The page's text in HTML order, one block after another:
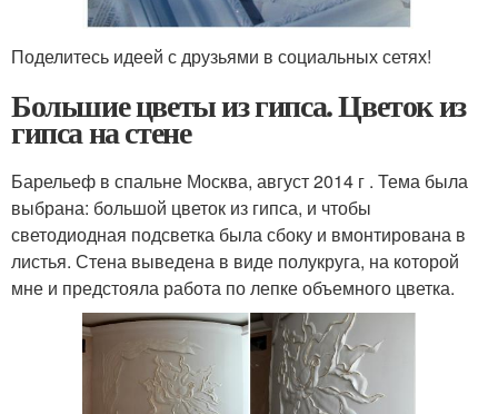
Поделитесь идеей с друзьями в социальных сетях!
Большие цветы из гипса. Цветок из
гипса на стене
Барельеф в спальне Москва, август 2014 г . Тема была
выбрана: большой цветок из гипса, и чтобы
светодиодная подсветка была сбоку и вмонтирована в
листья. Стена выведена в виде полукруга, на которой
мне и предстояла работа по лепке объемного цветка.